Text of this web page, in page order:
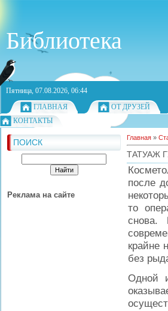
Библиотека
Пятница, 07.08.2026, 06:44
ГЛАВНАЯ
ОТ ДРУЗЕЙ
КОНТАКТЫ
ПОИСК
Реклама на сайте
Главная »
ТАТУАЖ
после
то
снова.
крайне
без
Одной